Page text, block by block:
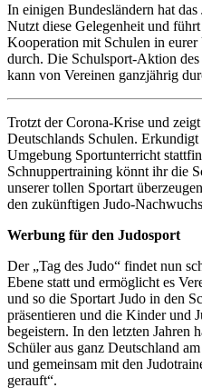
In einigen Bundesländern hat
Nutzt diese Gelegenheit und
Kooperation mit Schulen in eurer
durch. Die Schulsport-Aktion
kann von Vereinen ganzjährig
Trotzt der Corona-Krise und zeigt
Deutschlands Schulen.
Umgebung Sportunterricht
Schnuppertraining könnt ihr die
unserer tollen Sportart
den zukünftigen Judo-
Werbung für den Judosport
Der „Tag des Judo“ findet nun
Ebene statt und ermöglicht es
und so die Sportart Judo in den
präsentieren und die Kinder und
begeistern. In den letzten Jahren
Schüler aus ganz Deutschland
und gemeinsam mit den
gerauft“.